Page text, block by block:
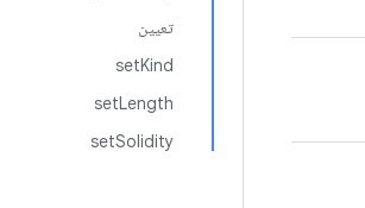
تعيين
setKind
setLength
setSolidity